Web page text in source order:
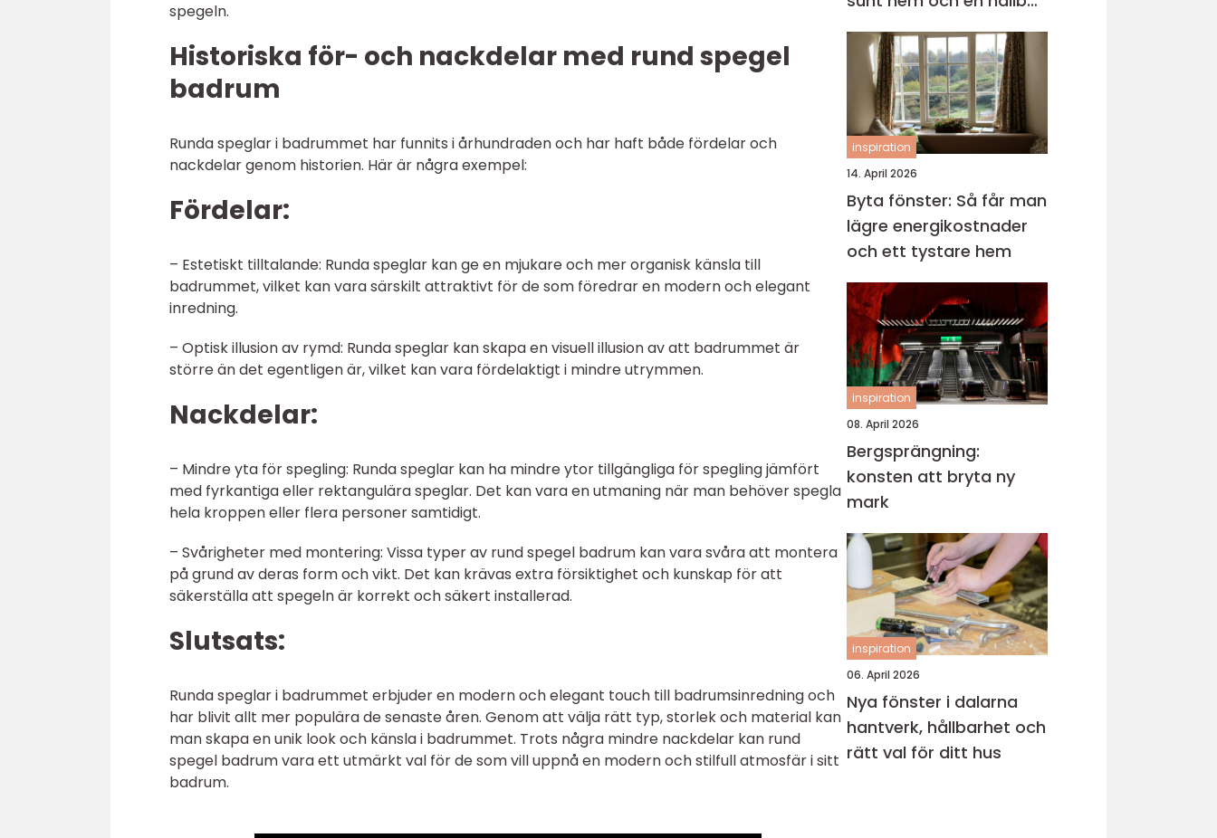
spegeln.
Historiska för- och nackdelar med rund spegel
badrum
Runda speglar i badrummet har funnits i århundraden och har haft både fördelar och
nackdelar genom historien. Här är några exempel:
Fördelar:
– Estetiskt tilltalande: Runda speglar kan ge en mjukare och mer organisk känsla till
badrummet, vilket kan vara särskilt attraktivt för de som föredrar en modern och elegant
inredning.
– Optisk illusion av rymd: Runda speglar kan skapa en visuell illusion av att badrummet är
större än det egentligen är, vilket kan vara fördelaktigt i mindre utrymmen.
Nackdelar:
– Mindre yta för spegling: Runda speglar kan ha mindre ytor tillgängliga för spegling jämfört
med fyrkantiga eller rektangulära speglar. Det kan vara en utmaning när man behöver spegla
hela kroppen eller flera personer samtidigt.
– Svårigheter med montering: Vissa typer av rund spegel badrum kan vara svåra att montera
på grund av deras form och vikt. Det kan krävas extra försiktighet och kunskap för att
säkerställa att spegeln är korrekt och säkert installerad.
Slutsats:
Runda speglar i badrummet erbjuder en modern och elegant touch till badrumsinredning och
har blivit allt mer populära de senaste åren. Genom att välja rätt typ, storlek och material kan
man skapa en unik look och känsla i badrummet. Trots några mindre nackdelar kan rund
spegel badrum vara ett utmärkt val för de som vill uppnå en modern och stilfull atmosfär i sitt
badrum.
framtid
inspiration
14. April 2026
Byta fönster: Så får man
lägre energikostnader
och ett tystare hem
inspiration
08. April 2026
Bergsprängning:
konsten att bryta ny
mark
inspiration
06. April 2026
Nya fönster i dalarna
hantverk, hållbarhet och
rätt val för ditt hus